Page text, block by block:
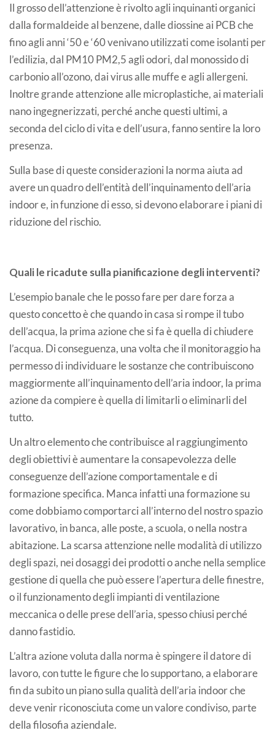
Il grosso dell’attenzione è rivolto agli inquinanti organici
dalla formaldeide al benzene, dalle diossine ai PCB che
fino agli anni ‘50 e ‘60 venivano utilizzati come isolanti per
l’edilizia, dal PM10 PM2,5 agli odori, dal monossido di
carbonio all’ozono, dai virus alle muffe e agli allergeni.
Inoltre grande attenzione alle microplastiche, ai materiali
nano ingegnerizzati, perché anche questi ultimi, a
seconda del ciclo di vita e dell’usura, fanno sentire la loro
presenza.
Sulla base di queste considerazioni la norma aiuta ad
avere un quadro dell’entità dell’inquinamento dell’aria
indoor e, in funzione di esso, si devono elaborare i piani di
riduzione del rischio.
Quali le ricadute sulla pianificazione degli interventi?
L’esempio banale che le posso fare per dare forza a
questo concetto è che quando in casa si rompe il tubo
dell’acqua, la prima azione che si fa è quella di chiudere
l’acqua. Di conseguenza, una volta che il monitoraggio ha
permesso di individuare le sostanze che contribuiscono
maggiormente all’inquinamento dell’aria indoor, la prima
azione da compiere è quella di limitarli o eliminarli del
tutto.
Un altro elemento che contribuisce al raggiungimento
degli obiettivi è aumentare la consapevolezza delle
conseguenze dell’azione comportamentale e di
formazione specifica. Manca infatti una formazione su
come dobbiamo comportarci all’interno del nostro spazio
lavorativo, in banca, alle poste, a scuola, o nella nostra
abitazione. La scarsa attenzione nelle modalità di utilizzo
degli spazi, nei dosaggi dei prodotti o anche nella semplice
gestione di quella che può essere l’apertura delle finestre,
o il funzionamento degli impianti di ventilazione
meccanica o delle prese dell’aria, spesso chiusi perché
danno fastidio.
L’altra azione voluta dalla norma è spingere il datore di
lavoro, con tutte le figure che lo supportano, a elaborare
fin da subito un piano sulla qualità dell’aria indoor che
deve venir riconosciuta come un valore condiviso, parte
della filosofia aziendale.